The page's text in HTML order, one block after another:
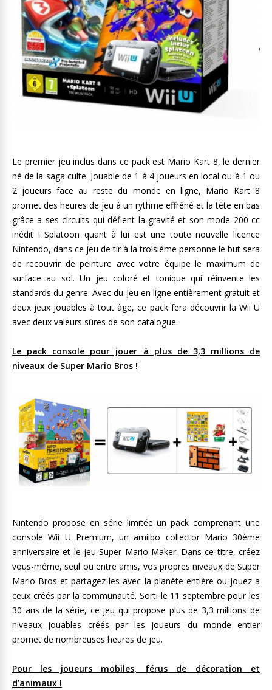
Le premier jeu inclus dans ce pack est Mario Kart 8, le dernier
né de la saga culte. Jouable de 1 à 4 joueurs en local ou à 1 ou
2 joueurs face au reste du monde en ligne, Mario Kart 8
promet des heures de jeu à un rythme effréné et la tête en bas
grâce a ses circuits qui défient la gravité et son mode 200 cc
inédit ! Splatoon quant à lui est une toute nouvelle licence
Nintendo, dans ce jeu de tir à la troisième personne le but sera
de recouvrir de peinture avec votre équipe le maximum de
surface au sol. Un jeu coloré et tonique qui réinvente les
standards du genre. Avec du jeu en ligne entièrement gratuit et
deux jeux jouables à tout âge, ce pack fera découvrir la Wii U
avec deux valeurs sûres de son catalogue.
Le pack console pour jouer à plus de 3,3 millions de
niveaux de Super Mario Bros !
Nintendo propose en série limitée un pack comprenant une
console Wii U Premium, un amiibo collector Mario 30ème
anniversaire et le jeu Super Mario Maker. Dans ce titre, créez
vous-même, seul ou entre amis, vos propres niveaux de Super
Mario Bros et partagez-les avec la planète entière ou jouez a
ceux créés par la communauté. Sorti le 11 septembre pour les
30 ans de la série, ce jeu qui propose plus de 3,3 millions de
niveaux jouables créés par les joueurs du monde entier
promet de nombreuses heures de jeu.
Pour les joueurs mobiles, férus de décoration et
d’animaux !